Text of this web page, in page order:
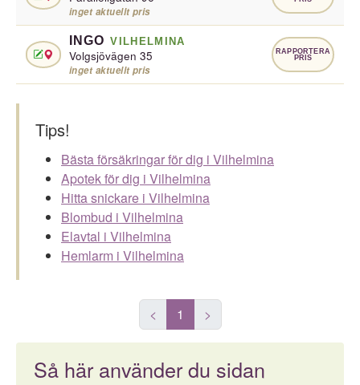
inget aktuellt pris
INGO VILHELMINA
Volgsjövägen 35
inget aktuellt pris
RAPPORTERA
PRIS
Tips!
Bästa försäkringar för dig i Vilhelmina
Apotek för dig i Vilhelmina
Hitta snickare i Vilhelmina
Blombud i Vilhelmina
Elavtal i Vilhelmina
Hemlarm i Vilhelmina
< 1 >
Så här använder du sidan